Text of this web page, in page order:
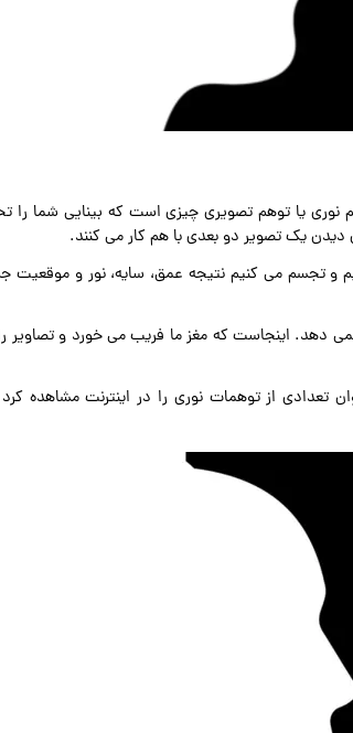
نوری یا توهم تصویری چیزی است که بینایی شما را
دیدن یک تصویر دو بعدی با هم کار می کنند.
و تجسم می کنیم نتیجه عمق، سایه، نور و موقعیت
دهد. اینجاست که مغز ما فریب می خورد و تصاویر
تعدادی از توهمات نوری را در اینترنت مشاهده